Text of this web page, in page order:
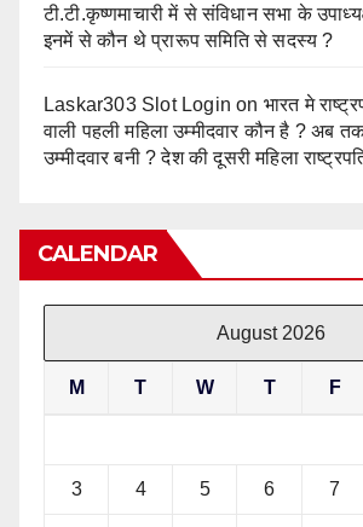
टी.टी.कृष्णमाचारी में से संविधान सभा के
इनमें से कौन थे प्रारूप समिति से सदस्य ?
Laskar303 Slot Login on भारत मे
वाली पहली महिला उम्मीदवार कौन है ? अब
उम्मीदवार बनी ? देश की दूसरी महिला
CALENDAR
August 2026
M T W T F
3 4 5 6 7